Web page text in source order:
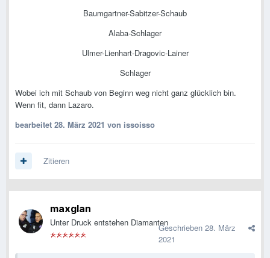
Baumgartner-Sabitzer-Schaub
Alaba-Schlager
Ulmer-Lienhart-Dragovic-Lainer
Schlager
Wobei ich mit Schaub von Beginn weg nicht ganz glücklich bin.
Wenn fit, dann Lazaro.
bearbeitet 28. März 2021 von issoisso
Zitieren
maxglan
Unter Druck entstehen DiamantenGeschrieben 28. März
2021